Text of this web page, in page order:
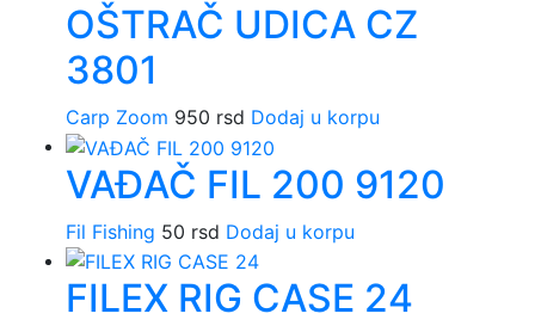
OŠTRAČ UDICA CZ
3801
Carp Zoom 950 rsd Dodaj u korpu
VAĐAČ FIL 200 9120
Fil Fishing 50 rsd Dodaj u korpu
FILEX RIG CASE 24